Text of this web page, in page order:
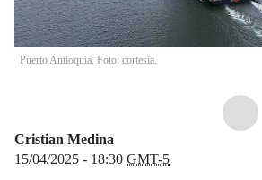
Puerto Antioquía. Foto: cortesía.
Cristian Medina
15/04/2025 - 18:30 GMT-5